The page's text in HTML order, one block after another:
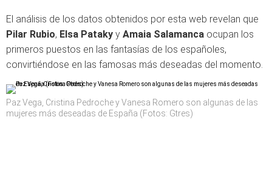
El análisis de los datos obtenidos por esta web revelan que
Pilar Rubio, Elsa Pataky y Amaia Salamanca ocupan los
primeros puestos en las fantasías de los españoles,
convirtiéndose en las famosas más deseadas del momento.
Paz Vega, Cristina Pedroche y Vanesa Romero son algunas de las
mujeres más deseadas de España (Fotos: Gtres)